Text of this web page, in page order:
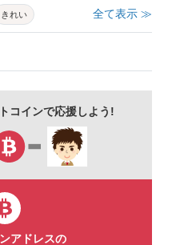
きれい 全て表示 ≫
コインで応援しよう!
アドレスの